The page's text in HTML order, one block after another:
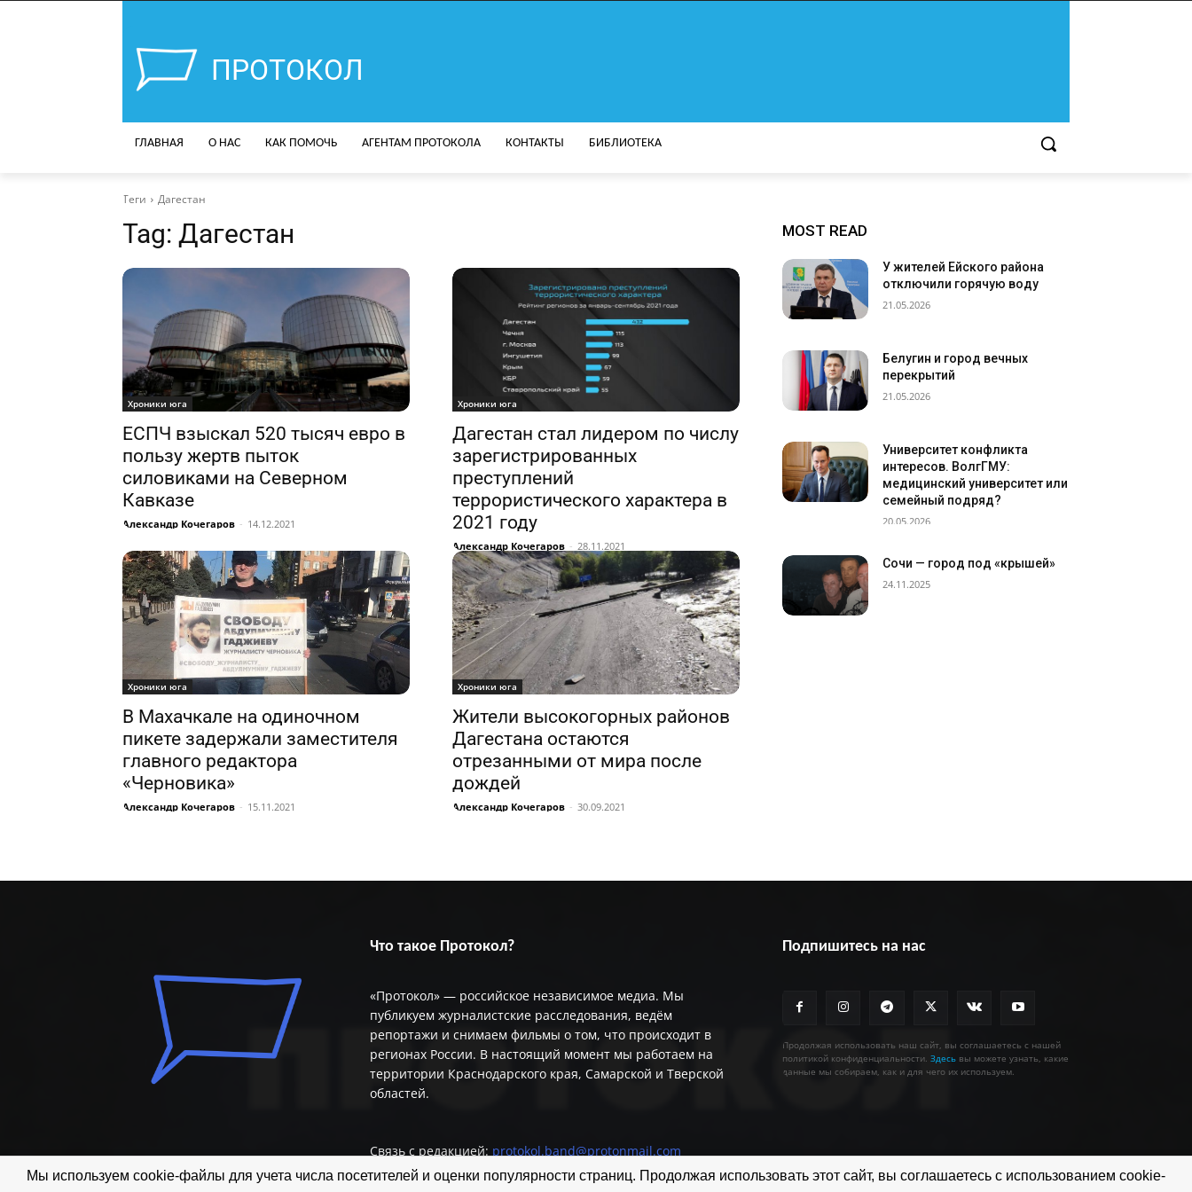
ПРОТОКОЛ
ГЛАВНАЯ О НАС КАК ПОМОЧЬ АГЕНТАМ ПРОТОКОЛА КОНТАКТЫ БИБЛИОТЕКА
Теги Дагестан
Tag: Дагестан
Хроники юга
ЕСПЧ взыскал 520 тысяч евро в
пользу жертв пыток
силовиками на Северном
Кавказе
Александр Кочегаров - 14.12.2021
Хроники юга
Дагестан стал лидером по числу
зарегистрированных
преступлений
террористического характера в
2021 году
Александр Кочегаров - 28.11.2021
Хроники юга
В Махачкале на одиночном
пикете задержали заместителя
главного редактора
«Черновика»
Александр Кочегаров - 15.11.2021
Хроники юга
Жители высокогорных районов
Дагестана остаются
отрезанными от мира после
дождей
Александр Кочегаров - 30.09.2021
MOST READ
У жителей Ейского района
отключили горячую воду
21.05.2026
Белугин и город вечных
перекрытий
21.05.2026
Университет конфликта
интересов. ВолгГМУ:
медицинский университет или
семейный подряд?
20.05.2026
Сочи — город под «крышей»
24.11.2025
Что такое Протокол?
«Протокол» — российское независимое медиа. Мы
публикуем журналистские расследования, ведём
репортажи и снимаем фильмы о том, что происходит в
регионах России. В настоящий момент мы работаем на
территории Краснодарского края, Самарской и Тверской
областей.
Связь с редакцией: protokol.band@protonmail.com
Подпишитесь на нас
Продолжая использовать наш сайт, вы соглашаетесь с нашей
политикой конфиденциальности. Здесь вы можете узнать, какие
данные мы собираем, как и для чего их используем.
Мы используем cookie-файлы для учета числа посетителей и оценки популярности страниц. Продолжая использовать этот сайт, вы соглашаетесь с использованием cookie-